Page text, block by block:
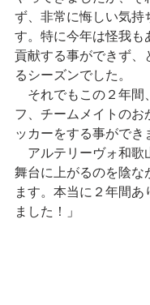
ず、非常に悔しい気持
す。特に今年は怪我も
貢献する事ができず、
るシーズンでした。
それでもこの２年間
フ、チームメイトのお
ッカーをする事ができ
アルテリーヴォ和歌
舞台に上がるのを陰な
ます。本当に２年間あ
ました！ 」